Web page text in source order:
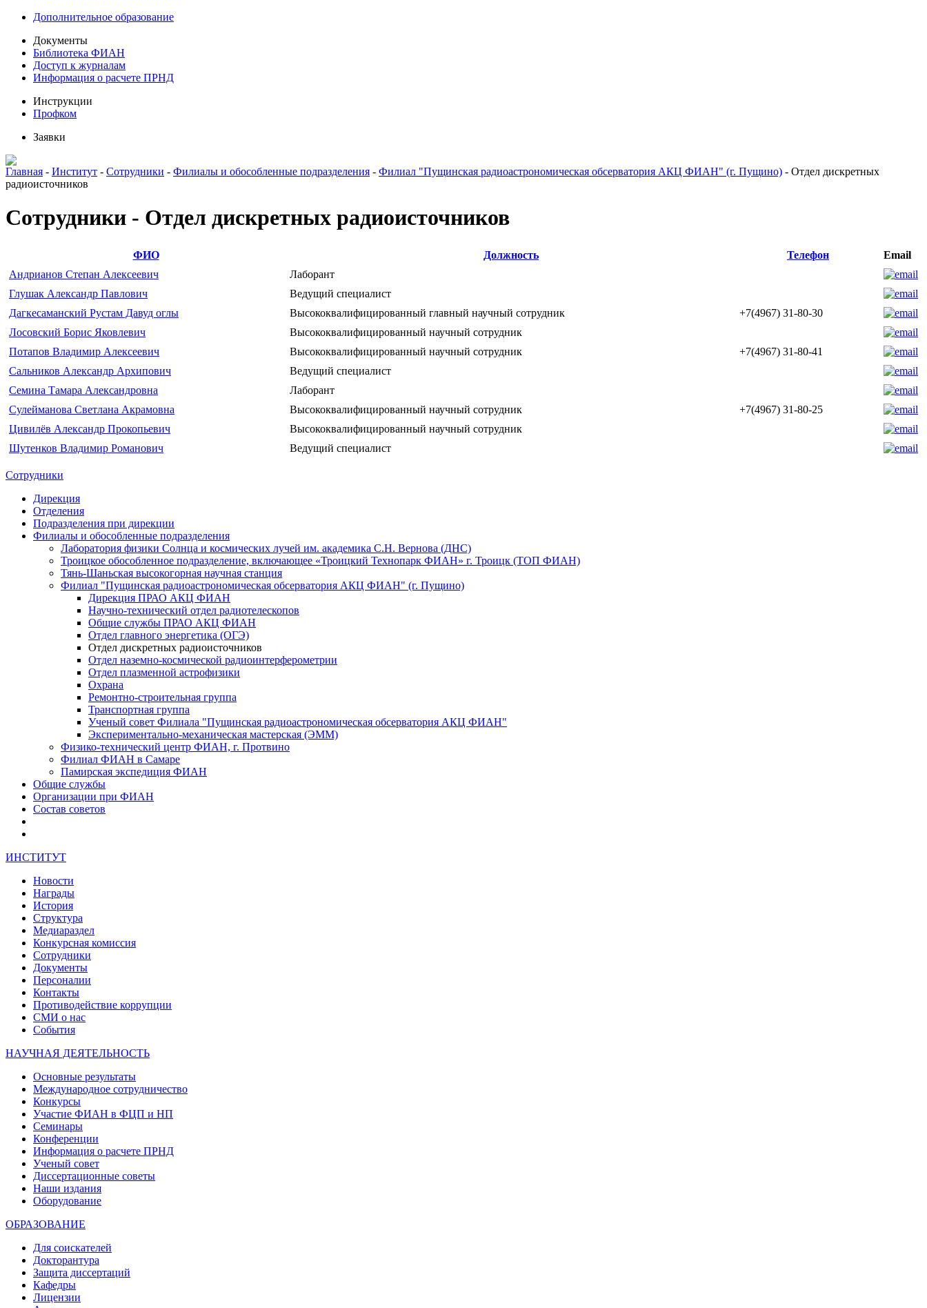
Дополнительное образование
Документы
Библиотека ФИАН
Доступ к журналам
Информация о расчете ПРНД
Инструкции
Профком
Заявки
Главная - Институт - Сотрудники - Филиалы и обособленные подразделения - Филиал "Пущинская радиоастрономическая обсерватория АКЦ ФИАН" (г. Пущино) - Отдел дискретных
радиоисточников
Сотрудники - Отдел дискретных радиоисточников
ФИО Должность Телефон
Email
Андрианов Степан Алексеевич
Лаборант
Глушак Александр Павлович
Ведущий специалист
Дагкесаманский Рустам Давуд оглы
Высококвалифицированный главный научный сотрудник
+7(4967) 31-80-30
Лосовский Борис Яковлевич
Высококвалифицированный научный сотрудник
Потапов Владимир Алексеевич
Высококвалифицированный научный сотрудник
+7(4967) 31-80-41
Сальников Александр Архипович
Ведущий специалист
Семина Тамара Александровна
Лаборант
Сулейманова Светлана Акрамовна
Высококвалифицированный научный сотрудник
+7(4967) 31-80-25
Цивилёв Александр Прокопьевич
Высококвалифицированный научный сотрудник
Шутенков Владимир Романович
Ведущий специалист
Сотрудники
Дирекция
Отделения
Подразделения при дирекции
Филиалы и обособленные подразделения
Лаборатория физики Солнца и космических лучей им. академика С.Н. Вернова (ДНС)
Троицкое обособленное подразделение, включающее «Троицкий Технопарк ФИАН» г. Троицк (ТОП ФИАН)
Тянь-Шаньская высокогорная научная станция
Филиал "Пущинская радиоастрономическая обсерватория АКЦ ФИАН" (г. Пущино)
Дирекция ПРАО АКЦ ФИАН
Научно-технический отдел радиотелескопов
Общие службы ПРАО АКЦ ФИАН
Отдел главного энергетика (ОГЭ)
Отдел дискретных радиоисточников
Отдел наземно-космической радиоинтерферометрии
Отдел плазменной астрофизики
Охрана
Ремонтно-строительная группа
Транспортная группа
Ученый совет Филиала "Пущинская радиоастрономическая обсерватория АКЦ ФИАН"
Экспериментально-механическая мастерская (ЭММ)
Физико-технический центр ФИАН, г. Протвино
Филиал ФИАН в Самаре
Памирская экспедиция ФИАН
Общие службы
Организации при ФИАН
Состав советов
ИНСТИТУТ
Новости
Награды
История
Структура
Медиараздел
Конкурсная комиссия
Сотрудники
Документы
Персоналии
Контакты
Противодействие коррупции
СМИ о нас
События
НАУЧНАЯ ДЕЯТЕЛЬНОСТЬ
Основные результаты
Международное сотрудничество
Конкурсы
Участие ФИАН в ФЦП и НП
Семинары
Конференции
Информация о расчете ПРНД
Ученый совет
Диссертационные советы
Наши издания
Оборудование
ОБРАЗОВАНИЕ
Для соискателей
Докторантура
Защита диссертаций
Кафедры
Лицензии